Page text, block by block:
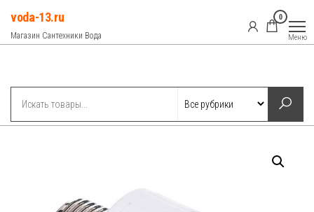
Перейти
содержимому
voda-13.ru
Магазин Сантехники Вода
0
Меню